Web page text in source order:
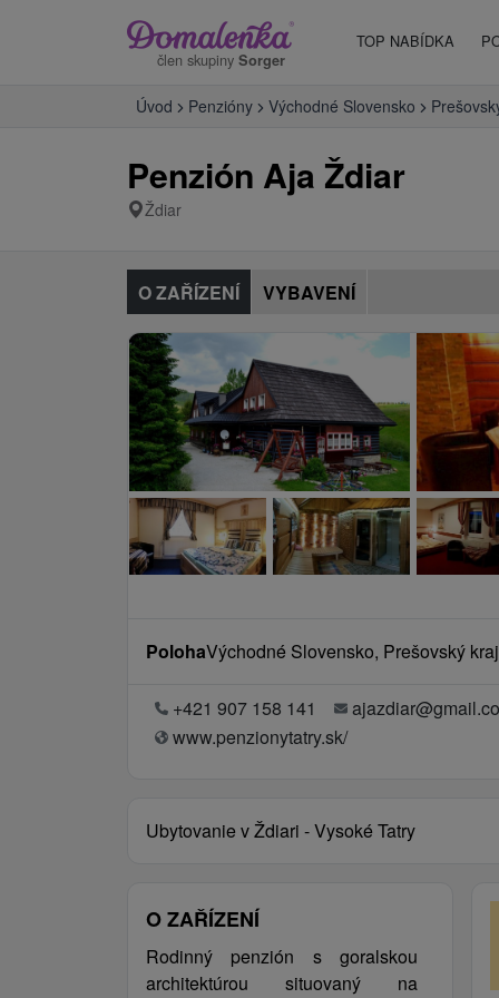
člen skupiny Sorger
TOP NABÍDKA
Úvod Penzióny Východné Slovensko
Penzión Aja Ždiar
Ždiar
O ZAŘÍZENÍ VYBAVENÍ
PolohaVýchodné Slovensko, Prešovský
+421 907 158 141
www.penzionytatry.sk/
Ubytovanie v Ždiari - Vysoké Tatry
O ZAŘÍZENÍ
Rodinný penzión s goralskou
architektúrou situovaný na